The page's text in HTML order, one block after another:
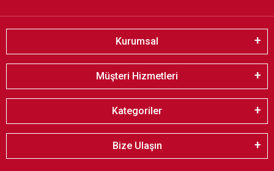
Kurumsal
Müşteri Hizmetleri
Kategoriler
Bize Ulaşın